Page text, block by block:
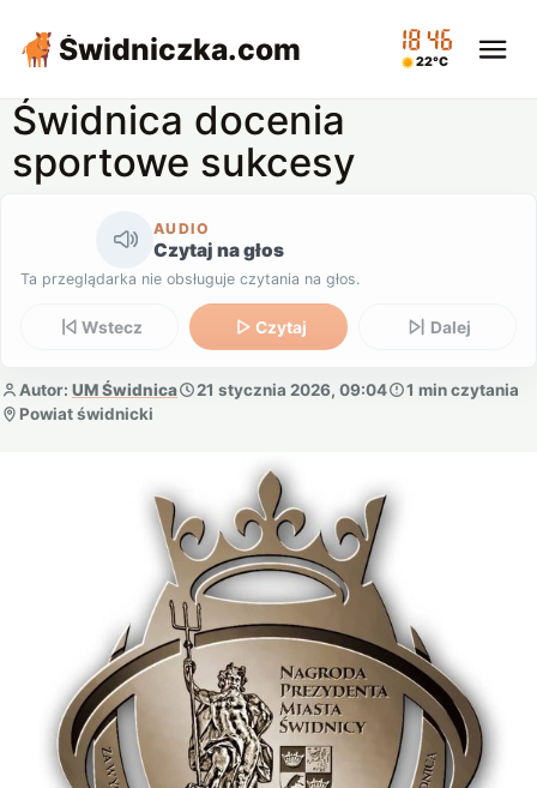
Świdniczka.com 18:46
22°C
Świdnica docenia
sportowe sukcesy
AUDIO
Czytaj na głos
Ta przeglądarka nie obsługuje czytania na głos.
Wstecz Czytaj Dalej
Autor: UM Świdnica 21 stycznia 2026, 09:04
1 min czytania
Powiat świdnicki